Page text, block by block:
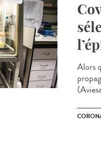
Alors